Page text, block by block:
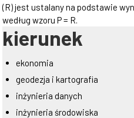
(R) jest ustalany na podstawie
według wzoru P = R.
kierunek
ekonomia
geodezja i kartografia
inżynieria danych
inżynieria środowiska